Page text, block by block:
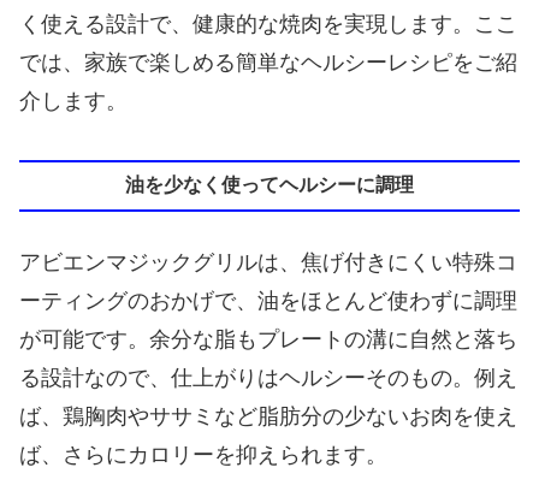
く使える設計で、健康的な焼肉を実現します。ここ
では、家族で楽しめる簡単なヘルシーレシピをご紹
介します。
油を少なく使ってヘルシーに調理
アビエンマジックグリルは、焦げ付きにくい特殊コ
ーティングのおかげで、油をほとんど使わずに調理
が可能です。余分な脂もプレートの溝に自然と落ち
る設計なので、仕上がりはヘルシーそのもの。例え
ば、鶏胸肉やササミなど脂肪分の少ないお肉を使え
ば、さらにカロリーを抑えられます。